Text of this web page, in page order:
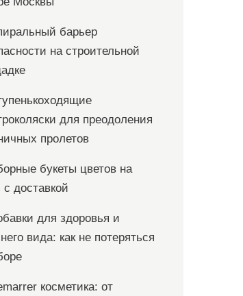
барьер
на строительной
для преодоления
пролетов
букеты цветов на
с доставкой
для здоровья и
вида: как не потеряться
косметика: от